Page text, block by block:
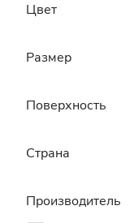
Цвет
Размер
Поверхность
Страна
Производитель